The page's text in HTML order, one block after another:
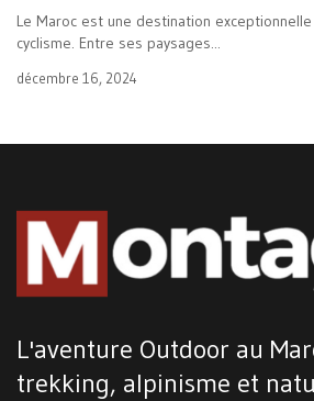
Le Maroc est une destination
cyclisme. Entre ses paysages...
décembre 16, 2024
L'aventure Outdoor au
trekking, alpinisme et